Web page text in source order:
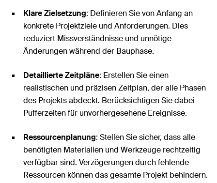
Klare Zielsetzung: Definieren Sie von Anfang an
konkrete Projektziele und Anforderungen. Dies
reduziert Missverständnisse und unnötige
Änderungen während der Bauphase.
Detaillierte Zeitpläne: Erstellen Sie einen
realistischen und präzisen Zeitplan, der alle Phasen
des Projekts abdeckt. Berücksichtigen Sie dabei
Pufferzeiten für unvorhergesehene Ereignisse.
Ressourcenplanung: Stellen Sie sicher, dass alle
benötigten Materialien und Werkzeuge rechtzeitig
verfügbar sind. Verzögerungen durch fehlende
Ressourcen können das gesamte Projekt behindern.